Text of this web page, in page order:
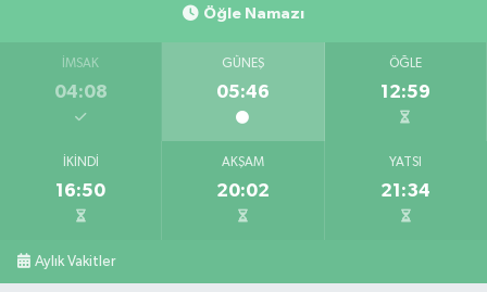
Öğle Namazı
İMSAK
04:08
GÜNEŞ
05:46
ÖĞLE
12:59
İKINDI
16:50
AKŞAM
20:02
YATSI
21:34
Aylık Vakitler